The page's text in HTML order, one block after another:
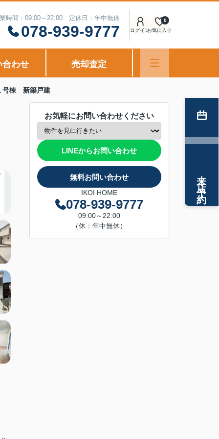
時間：09:00～22:00 定休日：年中無休
078-939-9777 ログインお気に入り
0
合わせ 売却査定
号棟 新築戸建
お気軽にお問い合わせください
LINEからお問い合わせ
無料お問い合わせ
IKOI HOME
078-939-9777
09:00～22:00
（休：年中無休）
来店予約